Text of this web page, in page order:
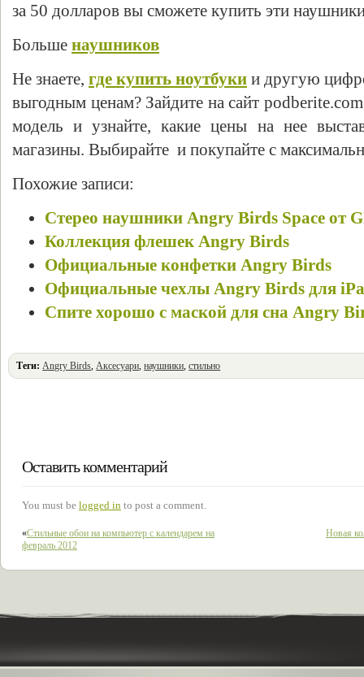
за 50 долларов вы сможете купить эти
Больше наушников
Не знаете, где купить ноутбуки и другую
выгодным ценам? Зайдите на сайт
модель и узнайте, какие цены на нее
магазины. Выбирайте и покупайте с
Похожие записи:
Cтерео наушники Angry Birds Space от
Коллекция флешек Angry Birds
Официальные конфетки Angry Birds
Официальные чехлы Angry Birds для
Спите хорошо с маской для сна Angry
Теги: Angry Birds,Аксесуари,наушники,стильно
Оставить комментарий
You must be logged in to post a comment.
«Стильные обои на компьютер с календарем на
февраль 2012
Новая